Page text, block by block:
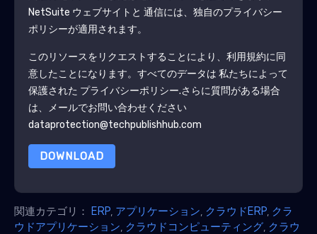
NetSuite ウェブサイトと 通信には、独自のプライバシー
ポリシーが適用されます。
このリソースをリクエストすることにより、利用規約に同
意したことになります。すべてのデータは 私たちによって
保護された プライバシーポリシー.さらに質問がある場合
は、メールでお問い合わせください
dataprotection@techpublishhub.com
DOWNLOAD
関連カテゴリ： ERP アプリケーション クラウドERP クラ
ウドアプリケーション クラウドコンピューティング クラウ